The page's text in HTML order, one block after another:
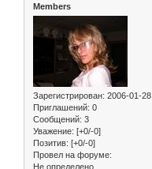
Members
Зарегистрирован: 2006-01-28
Приглашений: 0
Сообщений: 3
Уважение: [+0/-0]
Позитив: [+0/-0]
Провел на форуме:
Не определено